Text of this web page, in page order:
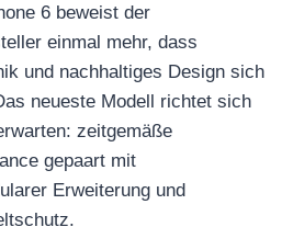
6 beweist der
einmal mehr, dass
und nachhaltiges Design sich
neueste Modell richtet sich
zeitgemäße
gepaart mit
Erweiterung und